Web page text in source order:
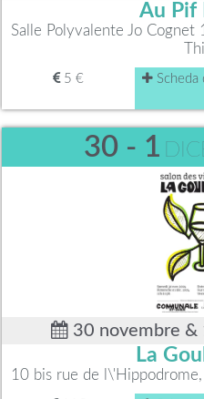
Au Pif
Salle Polyvalente Jo
5 € Scheda
30 - 1
30 novembre
La
10 bis rue de